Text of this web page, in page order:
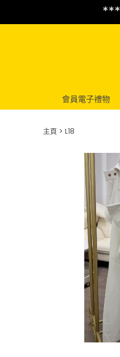
會員電子禮物
主頁 L18